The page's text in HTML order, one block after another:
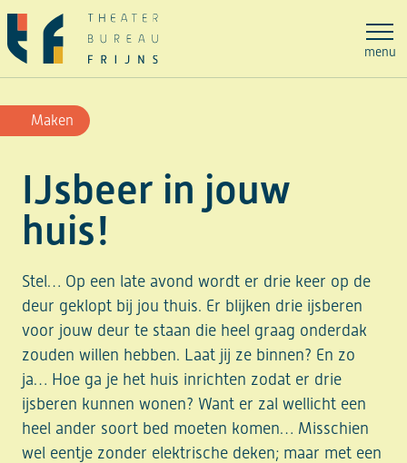
Ga
naar
de
inhoud
menu
IJsbeer in jouw
huis!
Stel… Op een late avond wordt er drie keer op de
deur geklopt bij jou thuis. Er blijken drie ijsberen
voor jouw deur te staan die heel graag onderdak
zouden willen hebben. Laat jij ze binnen? En zo
ja… Hoe ga je het huis inrichten zodat er drie
ijsberen kunnen wonen? Want er zal wellicht een
heel ander soort bed moeten komen… Misschien
wel eentje zonder elektrische deken; maar met een
Maken